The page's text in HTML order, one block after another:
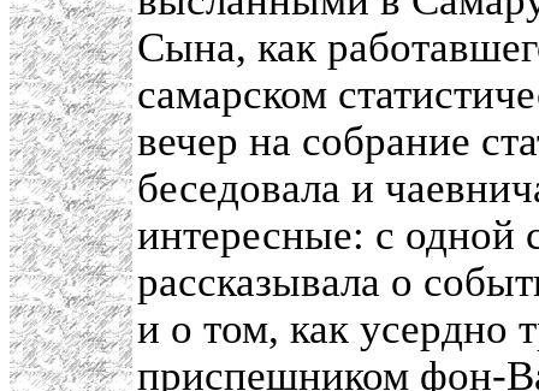
Сына, как
самарском
вечер на собрание
беседовала и
интересные: с
рассказывала о
и о том, как усердно
приспешником фон-